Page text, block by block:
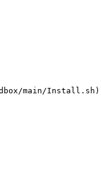
main/Install.sh)